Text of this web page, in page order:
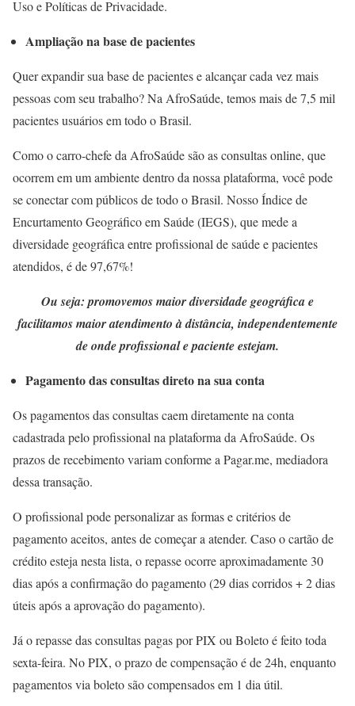
Uso e Políticas de Privacidade.
Ampliação na base de pacientes
Quer expandir sua base de pacientes e alcançar cada vez mais
pessoas com seu trabalho? Na AfroSaúde, temos mais de 7,5 mil
pacientes usuários em todo o Brasil.
Como o carro-chefe da AfroSaúde são as consultas online, que
ocorrem em um ambiente dentro da nossa plataforma, você pode
se conectar com públicos de todo o Brasil. Nosso Índice de
Encurtamento Geográfico em Saúde (IEGS), que mede a
diversidade geográfica entre profissional de saúde e pacientes
atendidos, é de 97,67%!
Ou seja: promovemos maior diversidade geográfica e
facilitamos maior atendimento à distância, independentemente
de onde profissional e paciente estejam.
Pagamento das consultas direto na sua conta
Os pagamentos das consultas caem diretamente na conta
cadastrada pelo profissional na plataforma da AfroSaúde. Os
prazos de recebimento variam conforme a Pagar.me, mediadora
dessa transação.
O profissional pode personalizar as formas e critérios de
pagamento aceitos, antes de começar a atender. Caso o cartão de
crédito esteja nesta lista, o repasse ocorre aproximadamente 30
dias após a confirmação do pagamento (29 dias corridos + 2 dias
úteis após a aprovação do pagamento).
Já o repasse das consultas pagas por PIX ou Boleto é feito toda
sexta-feira. No PIX, o prazo de compensação é de 24h, enquanto
pagamentos via boleto são compensados em 1 dia útil.